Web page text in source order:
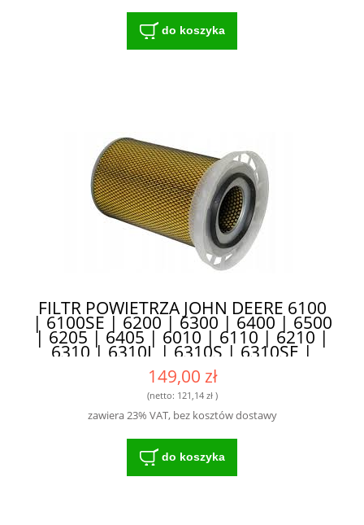
do koszyka
FILTR POWIETRZA JOHN DEERE 6100
| 6100SE | 6200 | 6300 | 6400 | 6500
| 6205 | 6405 | 6010 | 6110 | 6210 |
6310 | 6310L | 6310S | 6310SE |
6410 | 6410L | 6410S | 6410SE |
6510L | 6510S | 7200 HIFI SA17002
AL78223 - DOSKONAŁA FILTRACJA I
OCHRONA
149,00 zł
(netto: 121,14 zł)
zawiera 23% VAT, bez kosztów dostawy
do koszyka